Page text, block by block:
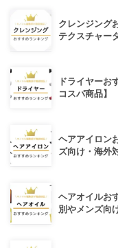
クレンジング
テクスチャー
ドライヤーお
コスパ商品】
ヘアアイロン
ズ向け・海外
ヘアオイルお
別やメンズ向